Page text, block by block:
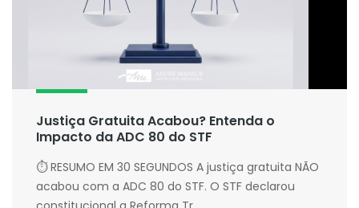
Justiça Gratuita Acabou? Entenda o
Impacto da ADC 80 do STF
⏱ RESUMO EM 30 SEGUNDOS A justiça gratuita NÃO
acabou com a ADC 80 do STF. O STF declarou